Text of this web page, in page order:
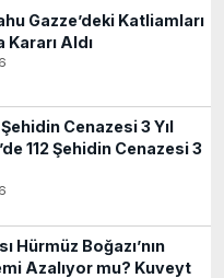
Gazze’deki Katliamları
Kararı Aldı
Şehidin Cenazesi 3 Yıl
112 Şehidin Cenazesi 3
Hürmüz Boğazı’nın
Azalıyor mu? Kuveyt